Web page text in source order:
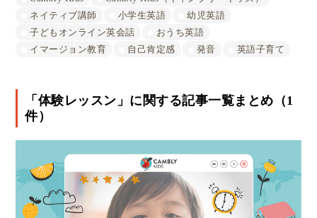
ネイティブ講師
小学生英語
幼児英語
子どもオンライン英会話
おうち英語
イマージョン教育
自己肯定感 発音 英語子育て
「体験レッスン」に関する記事一覧まとめ（1
件）